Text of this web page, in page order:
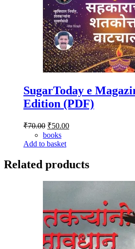
SugarToday e
Edition (PDF)
₹70.00 Original
price
was:
₹50.00Current
books
Add to basket
Related products